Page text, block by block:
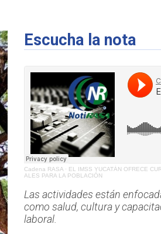
Escucha la nota
Cadena RASA· EL IMSS YUCATÁN OFRECE
ALES PARA LA POBLACIÓN
Las actividades están
como salud, cultura y
laboral.